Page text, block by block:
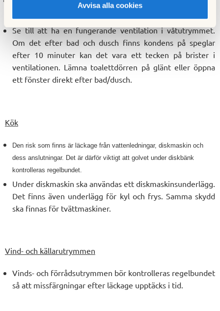
Avvisa alla cookies
Se till att ha en fungerande ventilation i våtutrymmet.
Om det efter bad och dusch finns kondens på speglar
efter 10 minuter kan det vara ett tecken på brister i
ventilationen. Lämna toalettdörren på glänt eller öppna
ett fönster direkt efter bad/dusch.
Kök
Den risk som finns är läckage från vattenledningar, diskmaskin och
dess anslutningar. Det är därför viktigt att golvet under diskbänk
kontrolleras regelbundet.
Under diskmaskin ska användas ett diskmaskinsunderlägg.
Det finns även underlägg för kyl och frys. Samma skydd
ska finnas för tvättmaskiner.
Vind- och källarutrymmen
Vinds- och förrådsutrymmen bör kontrolleras regelbundet
så att missfärgningar efter läckage upptäcks i tid.